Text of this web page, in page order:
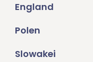
England
Polen
Slowakei